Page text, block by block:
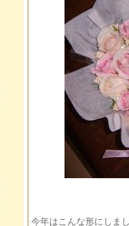
今年はこんな形にしま